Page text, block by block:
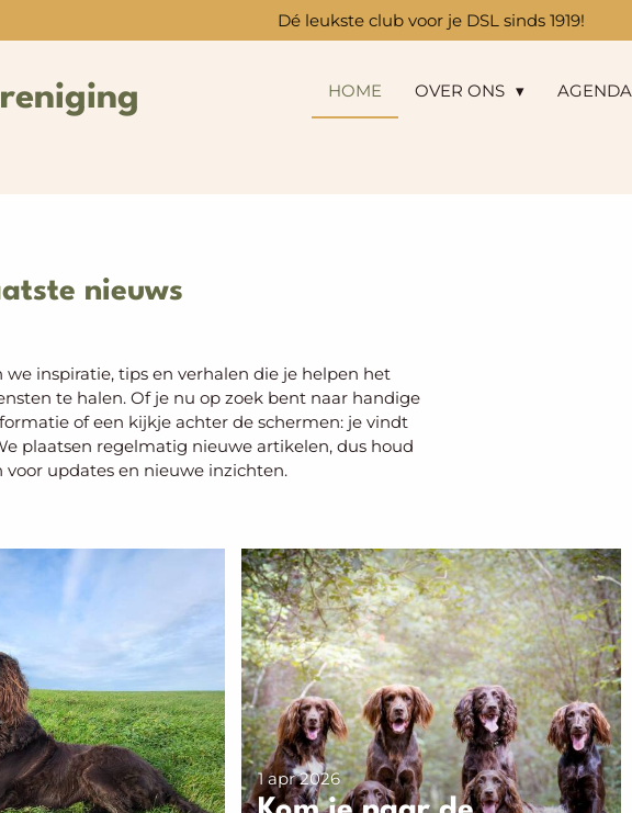
Dé leukste club voor je DSL sinds 1919!
HOME OVER ONS AGENDA
nieuws
we inspiratie, tips en verhalen die je helpen het
te halen. Of je nu op zoek bent naar handige
of een kijkje achter de schermen: je vindt
plaatsen regelmatig nieuwe artikelen, dus houd
updates en nieuwe inzichten.
1 apr 2026